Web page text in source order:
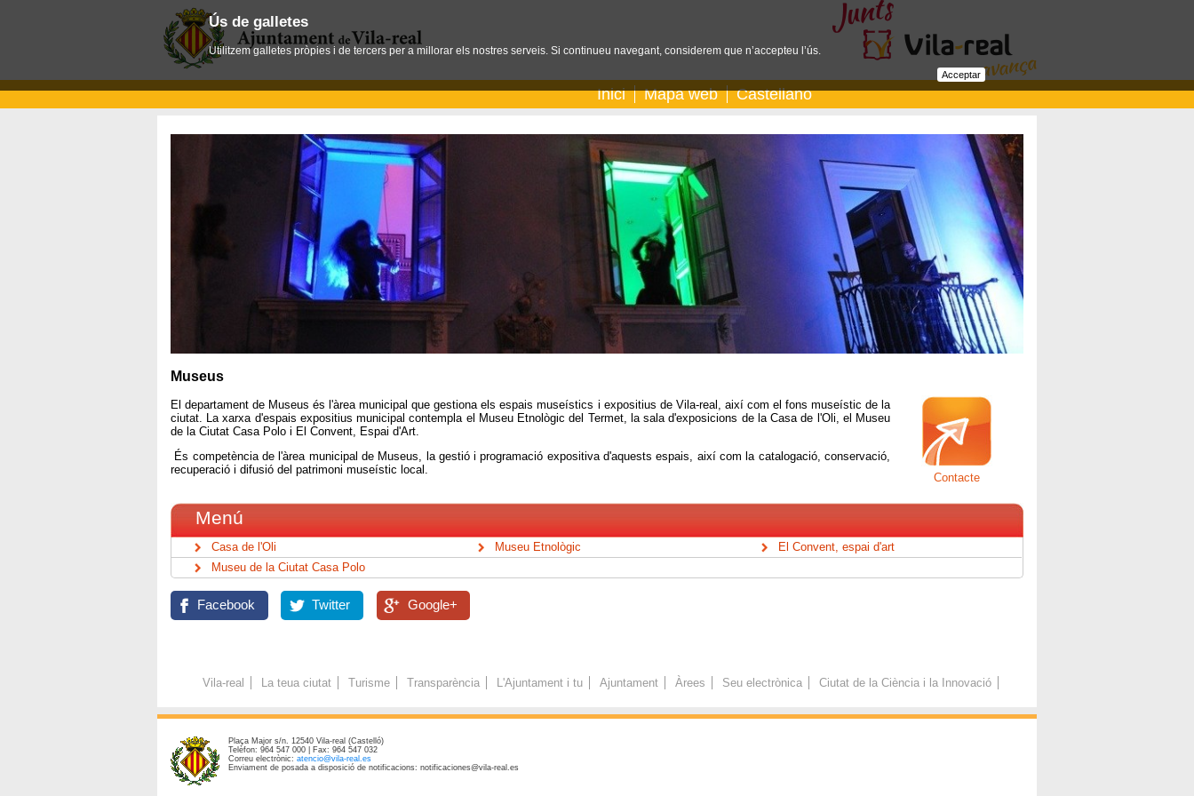
Inici Mapa web Castellano
Contacte
Museus
El departament de Museus és l'àrea municipal que gestiona els espais museístics i expositius de Vila-real, així com el fons museístic de la
ciutat. La xarxa d'espais expositius municipal contempla el Museu Etnològic del Termet, la sala d'exposicions de la Casa de l'Oli, el Museu
de la Ciutat Casa Polo i El Convent, Espai d'Art.
És competència de l'àrea municipal de Museus, la gestió i programació expositiva d'aquests espais, així com la catalogació, conservació,
recuperació i difusió del patrimoni museístic local.
Menú
Casa de l'Oli
Museu de la Ciutat Casa Polo
Museu Etnològic El Convent, espai d'art
Facebook Twitter Google+
Vila-real La teua ciutat Turisme Transparència L'Ajuntament i tu Ajuntament Àrees Seu electrònica Ciutat de la Ciència i la Innovació
Plaça Major s/n. 12540 Vila-real (Castelló)
Telèfon: 964 547 000 | Fax: 964 547 032
Correu electrònic: atencio@vila-real.es
Enviament de posada a disposició de notificacions: notificaciones@vila-real.es
Ús de galletes
Utilitzem galletes pròpies i de tercers per a millorar els nostres serveis. Si continueu navegant, considerem que n’accepteu l’ús.
Acceptar